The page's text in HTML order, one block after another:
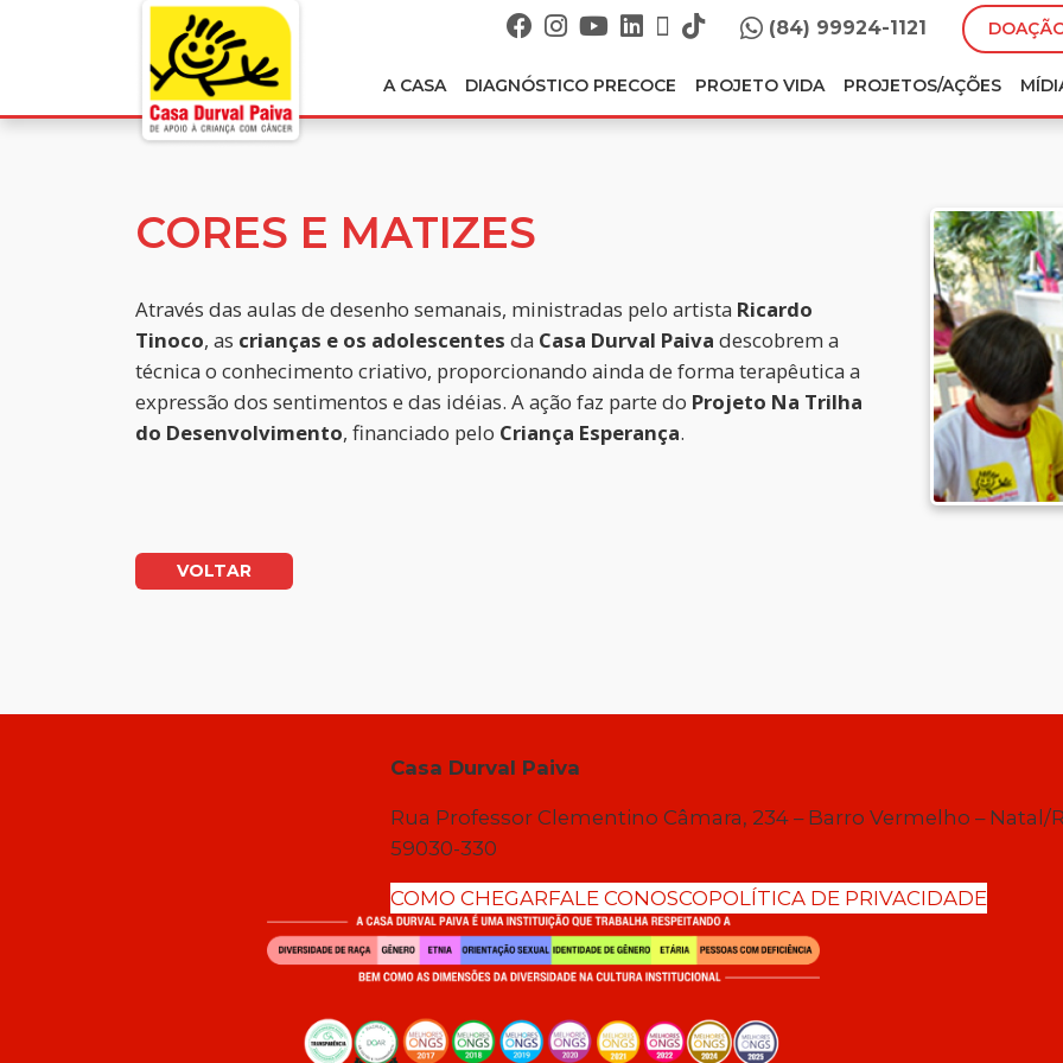
(84) 99924-1121
A CASA DIAGNÓSTICO PRECOCE PROJETO VIDA PROJETOS/AÇÕES
CORES E MATIZES
Através das aulas de desenho semanais, ministradas pelo artista Ricardo
Tinoco, as crianças e os adolescentes da Casa Durval Paiva descobrem a
técnica o conhecimento criativo, proporcionando ainda de forma terapêutica a
expressão dos sentimentos e das idéias. A ação faz parte do Projeto Na Trilha
do Desenvolvimento, financiado pelo Criança Esperança.
VOLTAR
Casa Durval Paiva
Rua Professor Clementino Câmara, 234 – Barro Vermelho – Natal/
59030-330
COMO CHEGARFALE CONOSCOPOLÍTICA DE PRIVACIDADE